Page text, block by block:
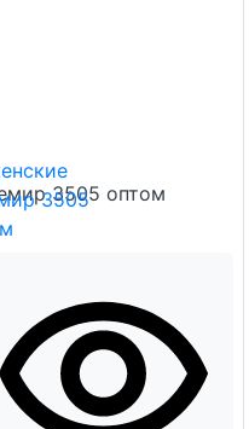
3505 оптом